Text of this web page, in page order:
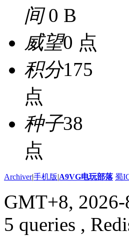
间0 B
威望0 点
积分175
点
种子38
点
Archiver|手机版|A9VG电玩部落 蜀
GMT+8,
5 queries ,